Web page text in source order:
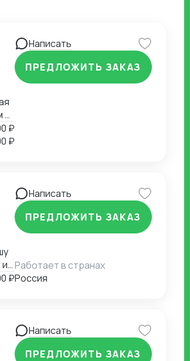
и
₽
₽
Написать
ПРЕДЛОЖИТЬ ЗАКАЗ
₽
Написать
ПРЕДЛОЖИТЬ ЗАКАЗ
Работает в странах
Россия
Написать
ПРЕДЛОЖИТЬ ЗАКАЗ